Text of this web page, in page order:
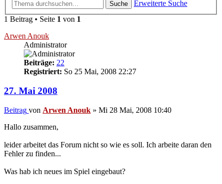
Suche
Erweiterte Suche
1 Beitrag • Seite 1 von 1
Arwen Anouk
Administrator
Beiträge: 22
Registriert: So 25 Mai, 2008 22:27
27. Mai 2008
Beitrag von Arwen Anouk » Mi 28 Mai, 2008 10:40
Hallo zusammen,
leider arbeitet das Forum nicht so wie es soll. Ich arbeite daran den
Fehler zu finden...
Was hab ich neues im Spiel eingebaut?